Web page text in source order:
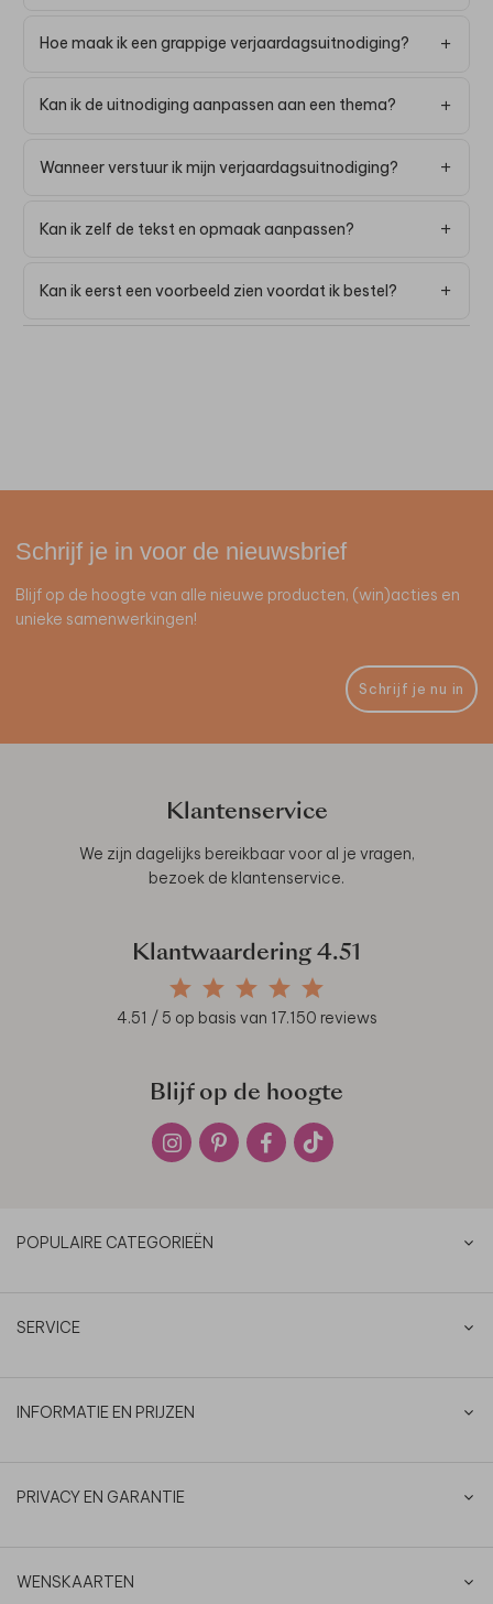
Hoe maak ik een grappige verjaardagsuitnodiging?
Kan ik de uitnodiging aanpassen aan een thema?
Wanneer verstuur ik mijn verjaardagsuitnodiging?
Kan ik zelf de tekst en opmaak aanpassen?
Kan ik eerst een voorbeeld zien voordat ik bestel?
Schrijf je in voor de nieuwsbrief
Blijf op de hoogte van alle nieuwe producten, (win)acties en
unieke samenwerkingen!
Schrijf je nu in
Klantenservice
We zijn dagelijks bereikbaar voor al je vragen,
bezoek de klantenservice.
Klantwaardering 4.51
4.51 / 5 op basis van 17.150 reviews
Blijf op de hoogte
POPULAIRE CATEGORIEËN
SERVICE
INFORMATIE EN PRIJZEN
PRIVACY EN GARANTIE
WENSKAARTEN